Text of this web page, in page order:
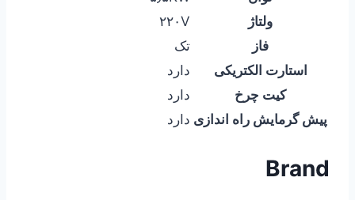
ولتاژ
۲۲۰V
فاز
تک
استارت الکتریکی
دارد
کیت چرخ
دارد
پیش گرمایش راه اندازی دارد
Brand